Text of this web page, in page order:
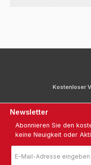
Kostenloser
Newsletter
Abonnieren Sie den
keine Neuigkeit oder
Mail-